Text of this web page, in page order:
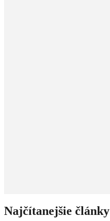
Najčítanejšie články